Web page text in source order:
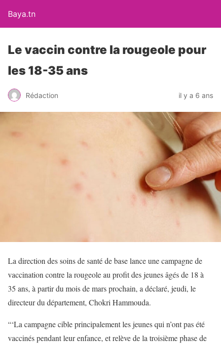
Baya.tn
Le vaccin contre la rougeole pour
les 18-35 ans
Rédaction il y a 6 ans
La direction des soins de santé de base lance une campagne de
vaccination contre la rougeole au profit des jeunes âgés de 18 à
35 ans, à partir du mois de mars prochain, a déclaré, jeudi, le
directeur du département, Chokri Hammouda.
“‘La campagne cible principalement les jeunes qui n’ont pas été
vaccinés pendant leur enfance, et relève de la troisième phase de